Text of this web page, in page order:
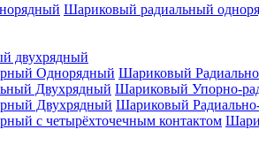
Шариковый радиальный
двухрядный
Шариковый
Шариковый Упорно-
Шариковый